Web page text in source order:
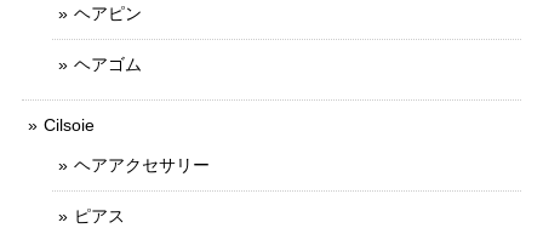
ヘアピン
ヘアゴム
Cilsoie
ヘアアクセサリー
ピアス